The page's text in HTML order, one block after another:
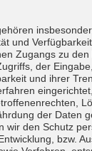
und
Zugangs zu
der
und ihrer
der Daten
wir den Schutz
bzw.